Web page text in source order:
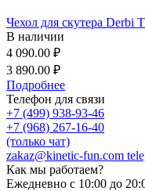
Чехол для скутера
В наличии
4 090.00 ₽
3 890.00 ₽
Подробнее
Телефон для связи
+7 (499) 938-93-46
+7 (968) 267-16-40
(только чат)
zakaz@kinetic-fun.com
Как мы работаем?
Ежедневно с 10:00 до